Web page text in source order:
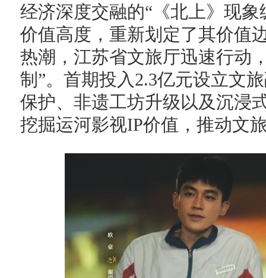
经济深度交融的“《北上》现
价值高度，重新划定了其价值
热潮，江苏省文旅厅迅速行动
制”。首期投入2.3亿元设立文
保护、非遗工坊升级以及沉浸
挖掘运河影视IP价值，推动文